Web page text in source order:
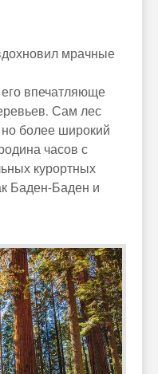
мрачные
впечатляюще
Сам лес
более широкий
часов с
курортных
Баден-Баден и